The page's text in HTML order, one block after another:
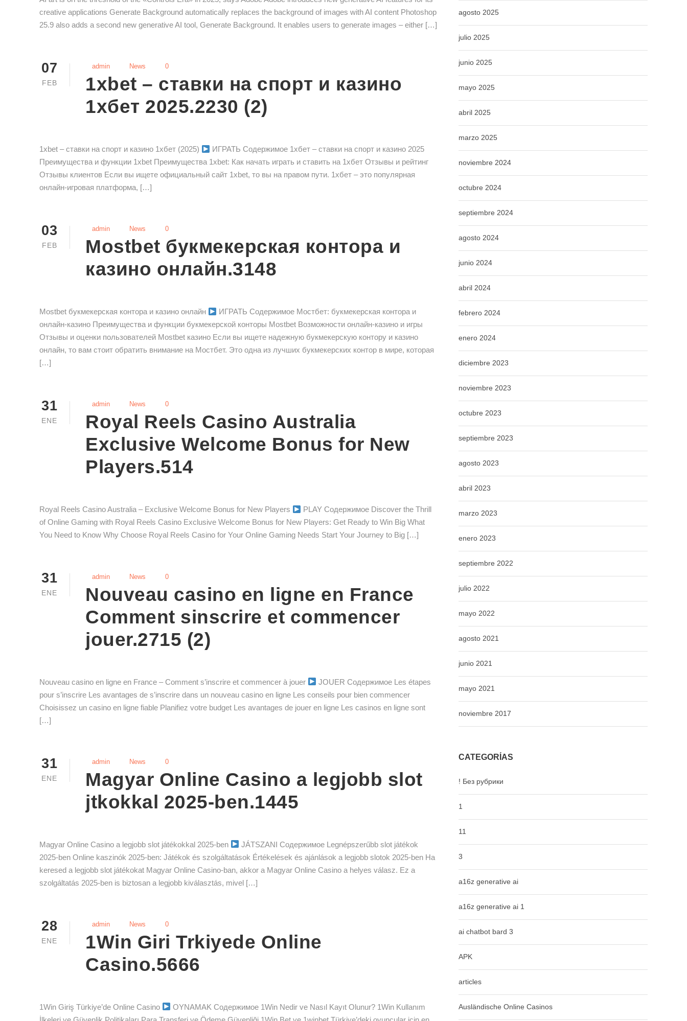
creative applications Generate Background automatically replaces the background of images with AI content Photoshop
25.9 also adds a second new generative AI tool, Generate Background. It enables users to generate images – either […]
07
FEB
admin News 0
1xbet – ставки на спорт и казино
1хбет 2025.2230 (2)
1xbet – ставки на спорт и казино 1хбет (2025)
ИГРАТЬ Содержимое 1хбет – ставки на спорт и казино 2025
Преимущества и функции 1xbet Преимущества 1xbet: Как начать играть и ставить на 1хбет Отзывы и рейтинг
Отзывы клиентов Если вы ищете официальный сайт 1xbet, то вы на правом пути. 1хбет – это популярная
онлайн-игровая платформа, […]
03
FEB
admin News 0
Mostbet букмекерская контора и
казино онлайн.3148
Mostbet букмекерская контора и казино онлайн
ИГРАТЬ Содержимое Мостбет: букмекерская контора и
онлайн-казино Преимущества и функции букмекерской конторы Mostbet Возможности онлайн-казино и игры
Отзывы и оценки пользователей Mostbet казино Если вы ищете надежную букмекерскую контору и казино
онлайн, то вам стоит обратить внимание на Мостбет. Это одна из лучших букмекерских контор в мире, которая
[…]
31
ENE
admin News 0
Royal Reels Casino Australia
Exclusive Welcome Bonus for New
Players.514
Royal Reels Casino Australia – Exclusive Welcome Bonus for New Players
PLAY Содержимое Discover the Thrill
of Online Gaming with Royal Reels Casino Exclusive Welcome Bonus for New Players: Get Ready to Win Big What
You Need to Know Why Choose Royal Reels Casino for Your Online Gaming Needs Start Your Journey to Big […]
31
ENE
admin News 0
Nouveau casino en ligne en France
Comment sinscrire et commencer
jouer.2715 (2)
Nouveau casino en ligne en France – Comment s’inscrire et commencer à jouer
JOUER Содержимое Les étapes
pour s’inscrire Les avantages de s’inscrire dans un nouveau casino en ligne Les conseils pour bien commencer
Choisissez un casino en ligne fiable Planifiez votre budget Les avantages de jouer en ligne Les casinos en ligne sont
[…]
31
ENE
admin News 0
Magyar Online Casino a legjobb slot
jtkokkal 2025-ben.1445
Magyar Online Casino a legjobb slot játékokkal 2025-ben
JÁTSZANI Содержимое Legnépszerűbb slot játékok
2025-ben Online kaszinók 2025-ben: Játékok és szolgáltatások Értékelések és ajánlások a legjobb slotok 2025-ben Ha
keresed a legjobb slot játékokat Magyar Online Casino-ban, akkor a Magyar Online Casino a helyes válasz. Ez a
szolgáltatás 2025-ben is biztosan a legjobb kiválasztás, mivel […]
28
ENE
admin News 0
1Win Giri Trkiyede Online
Casino.5666
1Win Giriş Türkiye’de Online Casino
OYNAMAK Содержимое 1Win Nedir ve Nasıl Kayıt Olunur? 1Win Kullanım
agosto 2025
julio 2025
junio 2025
mayo 2025
abril 2025
marzo 2025
noviembre 2024
octubre 2024
septiembre 2024
agosto 2024
junio 2024
abril 2024
febrero 2024
enero 2024
diciembre 2023
noviembre 2023
octubre 2023
septiembre 2023
agosto 2023
abril 2023
marzo 2023
enero 2023
septiembre 2022
julio 2022
mayo 2022
agosto 2021
junio 2021
mayo 2021
noviembre 2017
CATEGORÍAS
! Без рубрики
1
11
3
a16z generative ai
a16z generative ai 1
ai chatbot bard 3
APK
articles
Ausländische Online Casinos